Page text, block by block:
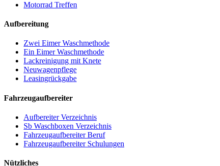
Motorrad Treffen
Aufbereitung
Zwei Eimer Waschmethode
Ein Eimer Waschmethode
Lackreinigung mit Knete
Neuwagenpflege
Leasingrückgabe
Fahrzeugaufbereiter
Aufbereiter Verzeichnis
Sb Waschboxen Verzeichnis
Fahrzeugaufbereiter Beruf
Fahrzeugaufbereiter Schulungen
Nützliches